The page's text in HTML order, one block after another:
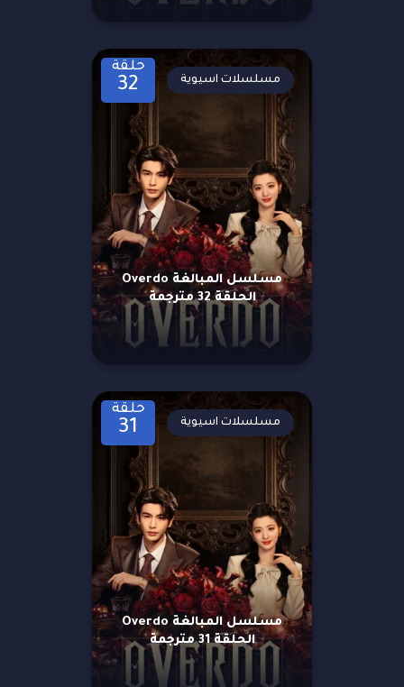
حلقة
32
مسلسل المبالغة Overdo
الحلقة 32 مترجمة
مسلسلات اسيوية
حلقة
31
مسلسل المبالغة Overdo
الحلقة 31 مترجمة
مسلسلات اسيوية